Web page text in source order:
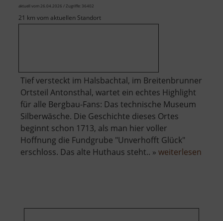
aktuell vom 26.04.2026 / Zugriffe: 36402
21 km vom aktuellen Standort
Tief versteckt im Halsbachtal, im Breitenbrunner
Ortsteil Antonsthal, wartet ein echtes Highlight
für alle Bergbau-Fans: Das technische Museum
Silberwäsche. Die Geschichte dieses Ortes
beginnt schon 1713, als man hier voller
Hoffnung die Fundgrube "Unverhofft Glück"
erschloss. Das alte Huthaus steht.. » weiterlesen